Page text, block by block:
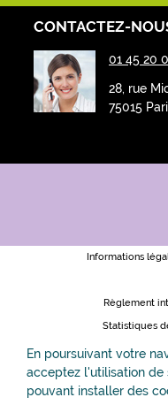
CONTACTEZ-
01 45 20
28, rue
75015
Informations
Règlement
Statistiques
Formation en
Organisation et
Conditions
En poursuivant votre
acceptez l'utilisation de
pouvant installer des